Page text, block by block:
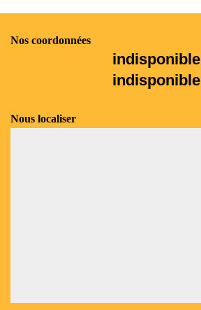
Nos coordonnées
indisponible
indisponible
Nous localiser